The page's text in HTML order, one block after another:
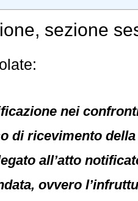
sezione
nei
di ricevimento
all’atto
ovvero